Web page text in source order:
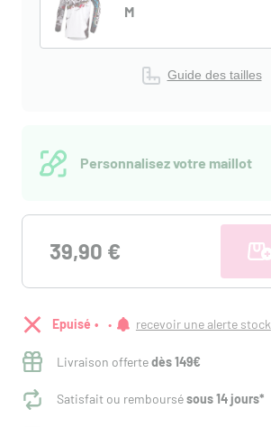
M
Guide des tailles
Personnalisez votre maillot
39,90 €
Epuisé recevoir une alerte stock
Livraison offertedès 149€
Satisfait ou remboursésous 14 jours*